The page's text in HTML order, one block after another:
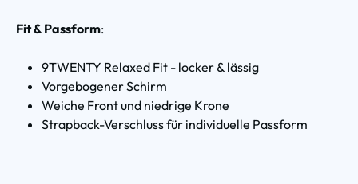
Fit & Passform:
9TWENTY Relaxed Fit - locker & lässig
Vorgebogener Schirm
Weiche Front und niedrige Krone
Strapback-Verschluss für individuelle Passform